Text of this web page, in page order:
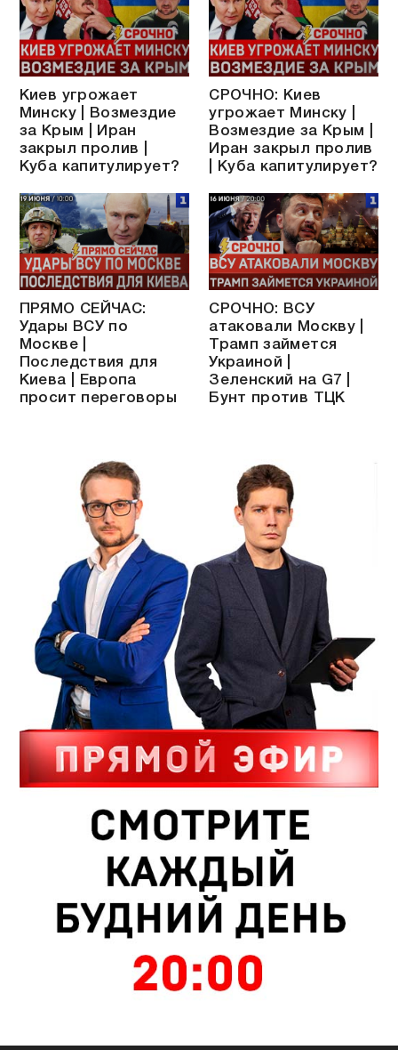
Киев угрожает
Минску | Возмездие
за Крым | Иран
закрыл пролив |
Куба капитулирует?
СРОЧНО: Киев
угрожает Минску |
Возмездие за Крым |
Иран закрыл пролив
| Куба капитулирует?
ПРЯМО СЕЙЧАС:
Удары ВСУ по
Москве |
Последствия для
Киева | Европа
просит переговоры
СРОЧНО: ВСУ
атаковали Москву |
Трамп займется
Украиной |
Зеленский на G7 |
Бунт против ТЦК